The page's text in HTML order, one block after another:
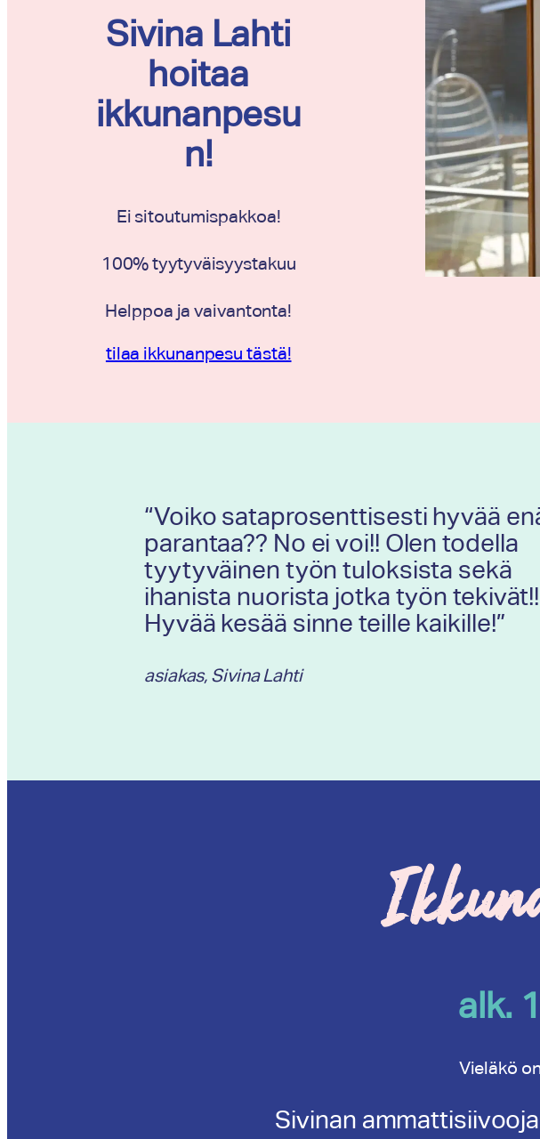
Sivina Lahti
hoitaa
ikkunanpesu
n!
Ei sitoutumispakkoa!
100% tyytyväisyystakuu
Helppoa ja vaivantonta!
tilaa ikkunanpesu tästä!
“Voiko sataprosenttisesti hyvää
parantaa?? No ei voi!! Olen todella
tyytyväinen työn tuloksista sekä
ihanista nuorista jotka työn tekivät!!
Hyvää kesää sinne teille kaikille!”
asiakas, Sivina Lahti
alk.
Vieläkö
Sivinan